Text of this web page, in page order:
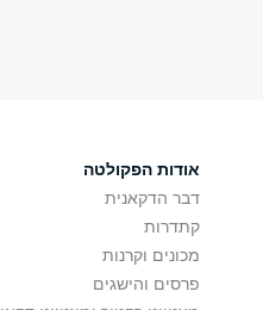
אודות הפקולטה
דבר הדקאנית
קתדרות
מכונים וקרנות
פרסים והישגים